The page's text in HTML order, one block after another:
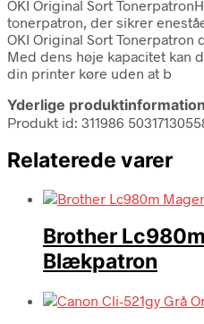
OKI Original Sort
tonerpatron, der sikrer
OKI Original Sort
Med dens høje kapacitet kan
din printer køre uden at b
Yderlige
Produkt id: 311986
Relaterede varer
Brother
Blækpatron